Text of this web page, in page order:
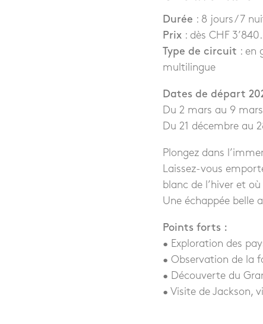
Durée : 8 jours / 7
Prix : dès CHF
Type de circuit : en
multilingue
Dates de départ
Du 2 mars au 9
Du 21 décembre au
Plongez dans
Laissez-vous
blanc de l’hiver et
Une échappée belle
Points forts :
• Exploration des
• Observation de la
• Découverte du
• Visite de Jackson,